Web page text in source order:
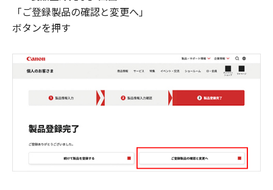
「ご登録製品の確認と変更へ」
ボタンを押す